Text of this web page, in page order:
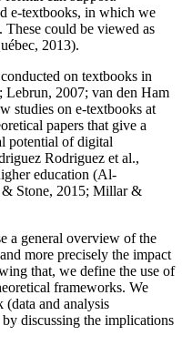
e-textbooks, in which we
could be viewed as
2013).
on textbooks in
Lebrun, 2007; van den Ham
studies on e-textbooks at
papers that give a
potential of digital
Rodriguez et al.,
education (Al-
& Stone, 2015; Millar &
a general overview of the
more precisely the impact
that, we define the use of
frameworks. We
and analysis
discussing the implications